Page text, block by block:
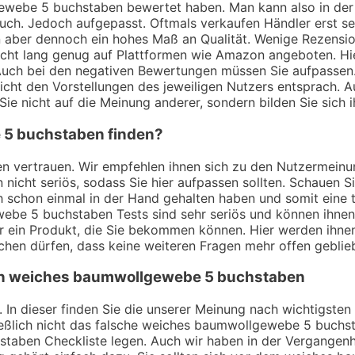
5 buchstaben bewertet haben. Man kann also in
Jedoch aufgepasst. Oftmals verkaufen Händler erst
dennoch ein hohes Maß an Qualität. Wenige
lang genug auf Plattformen wie Amazon angeboten.
bei den negativen Bewertungen müssen Sie
den Vorstellungen des jeweiligen Nutzers entsprach.
nicht auf die Meinung anderer, sondern bilden Sie sich
buchstaben finden?
vertrauen. Wir empfehlen ihnen sich zu den
seriös, sodass Sie hier aufpassen sollten. Schauen
einmal in der Hand gehalten haben und somit
5 buchstaben Tests sind sehr seriös und können
Produkt, die Sie bekommen können. Hier werden
dürfen, dass keine weiteren Fragen mehr offen
weiches baumwollgewebe 5 buchstaben
dieser finden Sie die unserer Meinung nach
nicht das falsche weiches baumwollgewebe 5
Checkliste legen. Auch wir haben in der